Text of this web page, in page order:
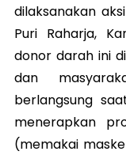
dilaksanakan
Puri Raharja,
donor darah ini
dan
berlangsung
menerapkan
(memakai